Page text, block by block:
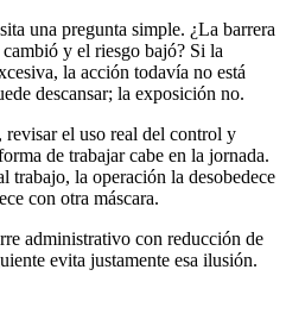
una pregunta simple. ¿La barrera
y el riesgo bajó? Si la
la acción todavía no está
descansar; la exposición no.
el uso real del control y
de trabajar cabe en la jornada.
trabajo, la operación la desobedece
con otra máscara.
administrativo con reducción de
evita justamente esa ilusión.